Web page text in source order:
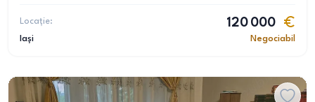
Locație:
Iași
120 000
Negociabil